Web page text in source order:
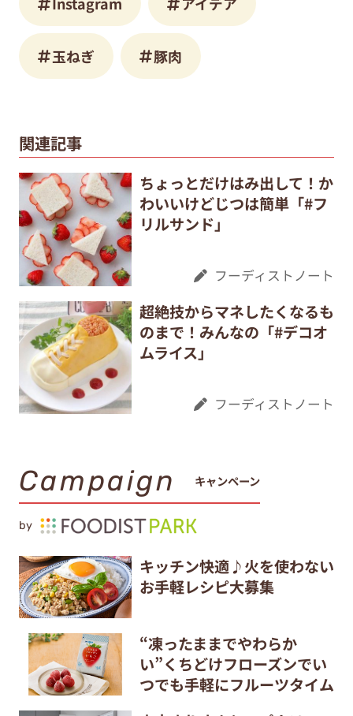
玉ねぎ 豚肉
関連記事
ちょっとだけはみ出して！か
わいいけどじつは簡単「#フ
リルサンド」
フーディストノート
超絶技からマネしたくなるも
のまで！みんなの「#デコオ
ムライス」
フーディストノート
Campaign キャンペーン
by
キッチン快適♪火を使わない
お手軽レシピ大募集
“凍ったままでやわらか
い”くちどけフローズンでい
つでも手軽にフルーツタイム